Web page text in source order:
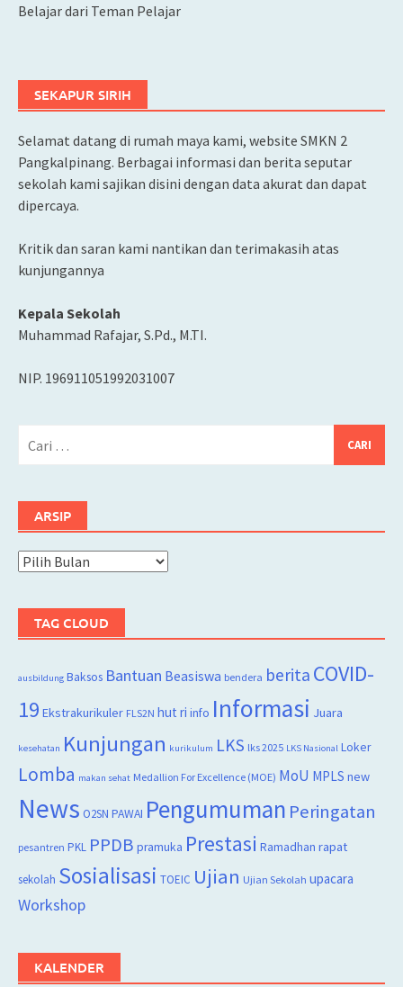
Belajar dari Teman Pelajar
SEKAPUR SIRIH
Selamat datang di rumah maya kami, website SMKN 2
Pangkalpinang. Berbagai informasi dan berita seputar
sekolah kami sajikan disini dengan data akurat dan dapat
dipercaya.
Kritik dan saran kami nantikan dan terimakasih atas
kunjungannya
Kepala Sekolah
Muhammad Rafajar, S.Pd., M.TI.
NIP. 196911051992031007
ARSIP
Arsip
TAG CLOUD
ausbildung Baksos Bantuan Beasiswa bendera berita COVID-
19 Ekstrakurikuler FLS2N hut ri info Informasi Juara
kesehatan Kunjungan kurikulum LKS lks 2025 LKS Nasional Loker
Lomba makan sehat Medallion For Excellence (MOE) MoU MPLS new
News O2SN PAWAI Pengumuman Peringatan
pesantren PKL PPDB pramuka Prestasi Ramadhan rapat
sekolah Sosialisasi TOEIC Ujian Ujian Sekolah upacara
Workshop
KALENDER